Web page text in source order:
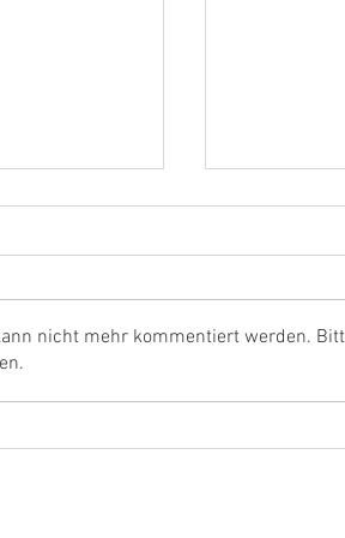
In
nicht mehr kommentiert werden.